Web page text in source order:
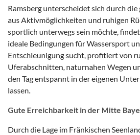
Ramsberg unterscheidet sich durch
aus Aktivmöglichkeiten und ruhigen
sportlich unterwegs sein möchte,
ideale Bedingungen für Wassersport
Entschleunigung sucht, profitiert von
Uferabschnitten, naturnahen Wegen
den Tag entspannt in der eigenen
lassen.
Gute Erreichbarkeit in der Mitte
Durch die Lage im Fränkischen